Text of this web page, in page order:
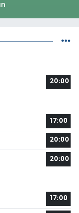
20:00
17:00
20:00
20:00
17:00